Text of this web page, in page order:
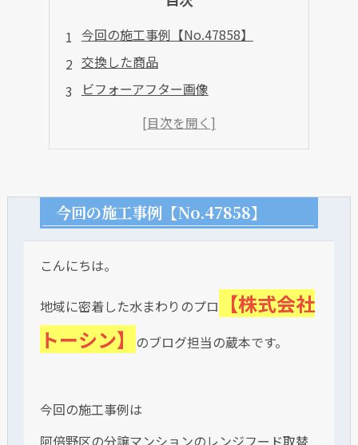
今回の施工事例【No.47858】
交換した商品
ビフォーアフター画像
今回の施工事例【No.47858】
こんにちは。
地域に密着した水まわりのプロ
【株式会社
トーシン】
のブログ担当の蔵本です。
今回の施工事例は
阿倍野区の分譲マンションのレンジフード取替